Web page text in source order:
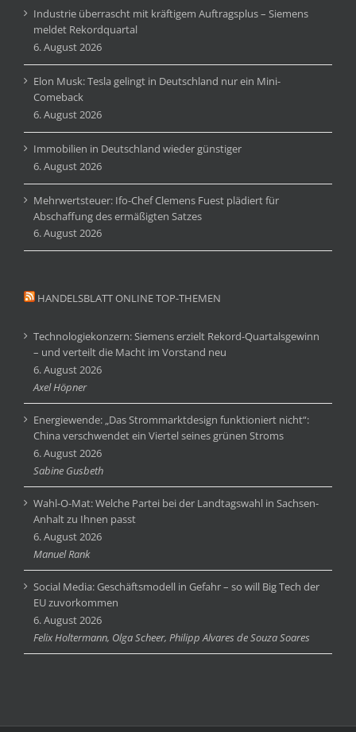
Industrie überrascht mit kräftigem Auftragsplus – Siemens
meldet Rekordquartal
6. August 2026
Elon Musk: Tesla gelingt in Deutschland nur ein Mini-
Comeback
6. August 2026
Immobilien in Deutschland wieder günstiger
6. August 2026
Mehrwertsteuer: Ifo-Chef Clemens Fuest plädiert für
Abschaffung des ermäßigten Satzes
6. August 2026
HANDELSBLATT ONLINE TOP-THEMEN
Technologiekonzern: Siemens erzielt Rekord-Quartalsgewinn
– und verteilt die Macht im Vorstand neu
6. August 2026
Axel Höpner
Energiewende: „Das Strommarktdesign funktioniert nicht“:
China verschwendet ein Viertel seines grünen Stroms
6. August 2026
Sabine Gusbeth
Wahl-O-Mat: Welche Partei bei der Landtagswahl in Sachsen-
Anhalt zu Ihnen passt
6. August 2026
Manuel Rank
Social Media: Geschäftsmodell in Gefahr – so will Big Tech der
EU zuvorkommen
6. August 2026
Felix Holtermann, Olga Scheer, Philipp Alvares de Souza Soares